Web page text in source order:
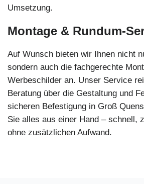
Umsetzung.
Montage & Rundum-
Auf Wunsch bieten wir Ihnen nicht
sondern auch die fachgerechte
Werbeschilder an. Unser Service
Beratung über die Gestaltung und
sicheren Befestigung in Groß
Sie alles aus einer Hand – schnell,
ohne zusätzlichen Aufwand.